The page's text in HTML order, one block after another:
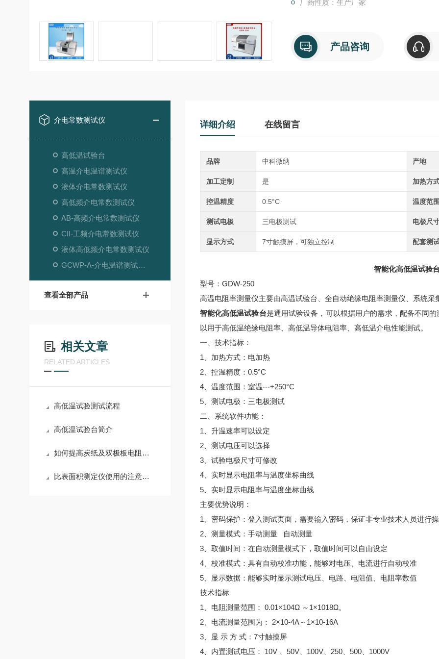
厂商性质：生产厂家
产品咨询
介电常数测试仪
高低温试验台
高温介电温谱测试仪
液体介电常数测试仪
高低频介电常数测试仪
AB-高频介电常数测试仪
CII-工频介电常数测试仪
液体高低频介电常数测试仪
GCWP-A-介电温谱测试系统
查看全部产品
相关文章
RELATED ARTICLES
高低温试验测试流程
高低温试验台简介
如何提高炭纸及双极板电阻测试仪的测试准确性？
比表面积测定仪使用的注意事项有哪些
详细介绍 在线留言
品牌 中科微纳 产地
加工定制 是 加热方
控温精度 0.5°C 温度范
测试电极 三电极测试 电极尺
显示方式 7寸触摸屏，可独立控制 配套测
智能化高低温试验
型号：GDW-250
高温电阻率测量仪主要由高温试验台、全自动绝缘电阻率测量仪、系统采
智能化高低温试验台是通用试验设备，可以根据用户的需求，配备不同
以用于高低温绝缘电阻率、高低温导体电阻率、高低温介电性能测试。
一、技术指标：
1、加热方式：电加热
2、控温精度：0.5°C
4、温度范围：室温---+250°C
5、测试电极：三电极测试
二、系统软件功能：
1、升温速率可以设定
2、测试电压可以选择
3、试验电极尺寸可修改
4、实时显示电阻率与温度坐标曲线
5、实时显示电阻率与温度坐标曲线
主要优势说明：
1、密码保护：登入测试页面，需要输入密码，保证非专业技术人员进行
2、测量模式：手动测量 自动测量
3、取值时间：在自动测量模式下，取值时间可以自由设定
4、校准模式：具有自动校准功能，能够对电压、电流进行自动校准
5、显示数据：能够实时显示测试电压、电路、电阻值、电阻率数值
技术指标
1、电阻测量范围： 0.01×104Ω ～1×1018Ω。
2、电流测量范围为： 2×10-4A～1×10-16A
3、显 示 方 式：7寸触摸屏
4、内置测试电压： 10V 、50V、100V、250、500、1000V